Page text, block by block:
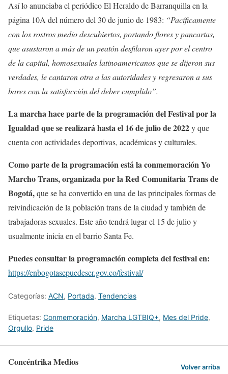
Así lo anunciaba el periódico El Heraldo de Barranquilla en la
página 10A del número del 30 de junio de 1983: “Pacíficamente
con los rostros medio descubiertos, portando flores y pancartas,
que asustaron a más de un peatón desfilaron ayer por el centro
de la capital, homosexuales latinoamericanos que se dijeron sus
verdades, le cantaron otra a las autoridades y regresaron a sus
bares con la satisfacción del deber cumplido”.
La marcha hace parte de la programación del Festival por la
Igualdad que se realizará hasta el 16 de julio de 2022y que
cuenta con actividades deportivas, académicas y culturales.
Como parte de la programación está la conmemoración Yo
Marcho Trans, organizada por la Red Comunitaria Trans de
Bogotá,que se ha convertido en una de las principales formas de
reivindicación de la población trans de la ciudad y también de
trabajadoras sexuales. Este año tendrá lugar el 15 de julio y
usualmente inicia en el barrio Santa Fe.
Puedes consultar la programación completa del festival en:
https://enbogotasepuedeser.gov.co/festival/
Categorías: ACN, Portada, Tendencias
Etiquetas: Conmemoración, Marcha LGTBIQ+, Mes del Pride,
Orgullo, Pride
Concéntrika Medios Volver arriba